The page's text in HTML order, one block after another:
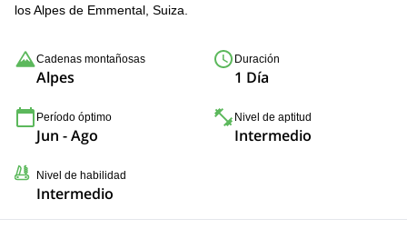
los Alpes de Emmental, Suiza.
Cadenas montañosas
Alpes
Duración
1 Día
Período óptimo
Jun - Ago
Nivel de aptitud
Intermedio
Nivel de habilidad
Intermedio